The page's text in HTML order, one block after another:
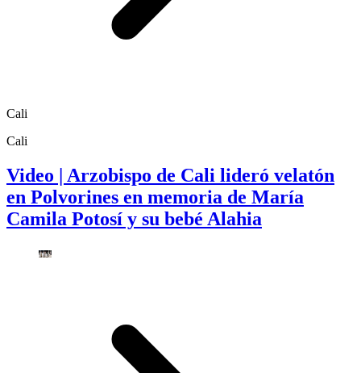
Cali
Cali
Video | Arzobispo de Cali lideró velatón
en Polvorines en memoria de María
Camila Potosí y su bebé Alahia